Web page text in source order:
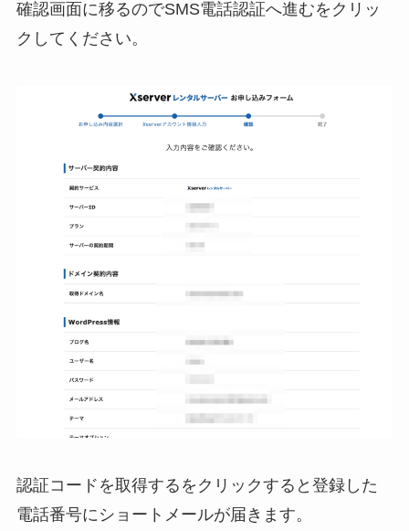
確認画面に移るのでSMS電話認証へ進むをクリッ
クしてください。
認証コードを取得するをクリックすると登録した
電話番号にショートメールが届きます。